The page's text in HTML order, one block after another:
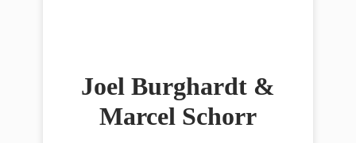
Joel Burghardt &
Marcel Schorr